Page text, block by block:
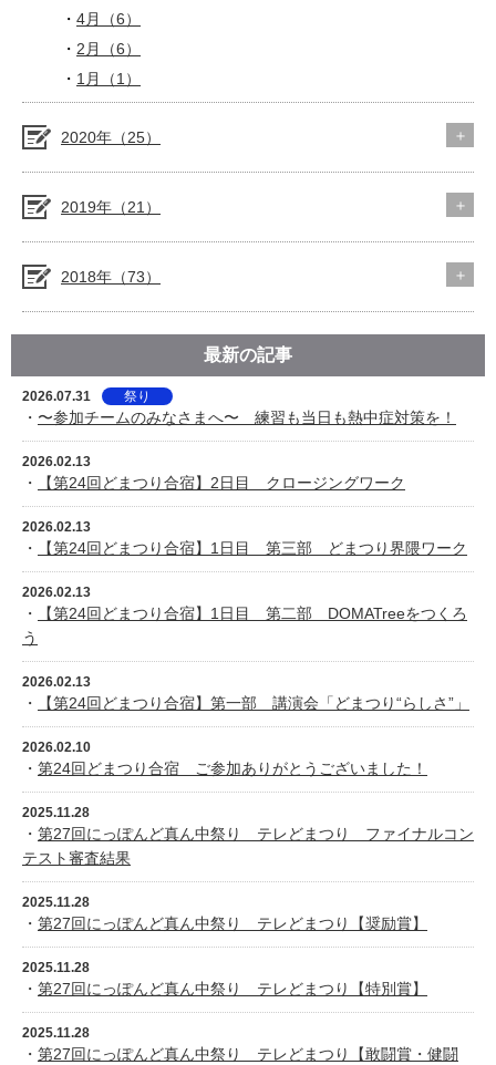
4月（6）
2月（6）
1月（1）
2020年（25）
2019年（21）
2018年（73）
最新の記事
2026.07.31 祭り
・ 〜参加チームのみなさまへ〜 練習も当日も熱中症対策を！
2026.02.13
・ 【第24回どまつり合宿】2日目 クロージングワーク
2026.02.13
・ 【第24回どまつり合宿】1日目 第三部 どまつり界隈ワーク
2026.02.13
・
【第24回どまつり合宿】1日目 第二部 DOMATreeをつくろ
う
2026.02.13
・ 【第24回どまつり合宿】第一部 講演会「どまつり“らしさ”」
2026.02.10
・ 第24回どまつり合宿 ご参加ありがとうございました！
2025.11.28
・ 第27回にっぽんど真ん中祭り テレどまつり ファイナルコン
テスト審査結果
2025.11.28
・ 第27回にっぽんど真ん中祭り テレどまつり【奨励賞】
2025.11.28
・ 第27回にっぽんど真ん中祭り テレどまつり【特別賞】
2025.11.28
・ 第27回にっぽんど真ん中祭り テレどまつり【敢闘賞・健闘